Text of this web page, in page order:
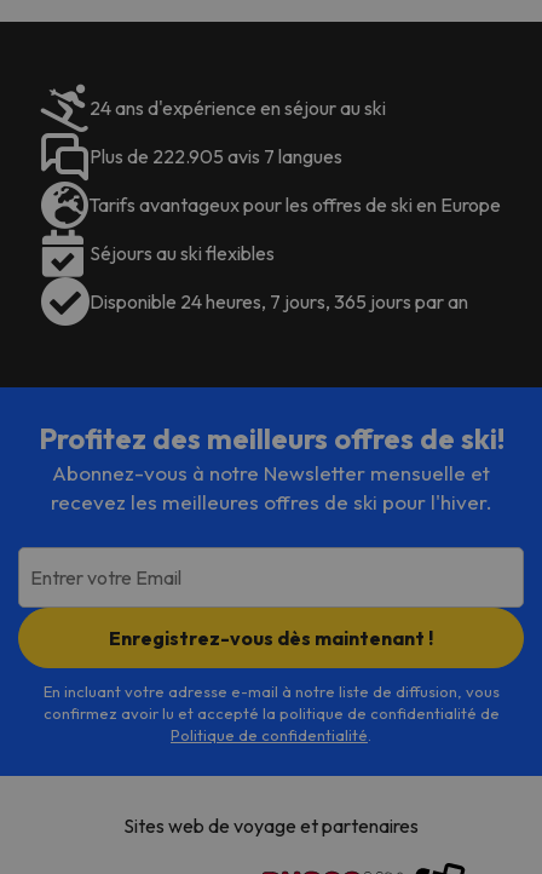
24 ans d'expérience en séjour au ski
Plus de 222.905 avis 7 langues
Tarifs avantageux pour les offres de ski en Europe
Séjours au ski flexibles
Disponible 24 heures, 7 jours, 365 jours par an
Profitez des meilleurs offres de ski!
Abonnez-vous à notre Newsletter mensuelle et
recevez les meilleures offres de ski pour l'hiver.
Entrer votre Email
Enregistrez-vous dès maintenant !
En incluant votre adresse e-mail à notre liste de diffusion, vous
confirmez avoir lu et accepté la politique de confidentialité de
Politique de confidentialité
Sites web de voyage et partenaires